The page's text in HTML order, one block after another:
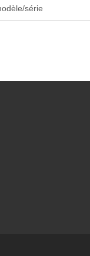
série